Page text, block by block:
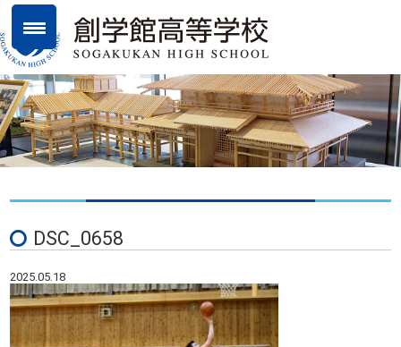
DSC_0658
2025.05.18